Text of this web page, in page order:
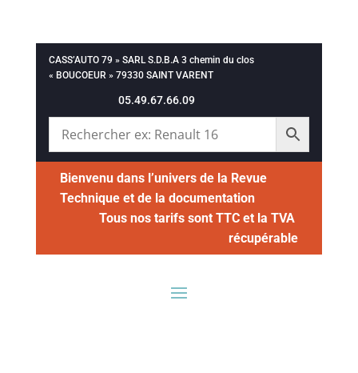
CASS’AUTO 79 » SARL S.D.B.A 3 chemin du clos
« BOUCOEUR » 79330 SAINT VARENT
05.49.67.66.09
Bienvenu dans l’univers de la Revue
Technique et de la documentation
Tous nos tarifs sont TTC et la TVA
récupérable